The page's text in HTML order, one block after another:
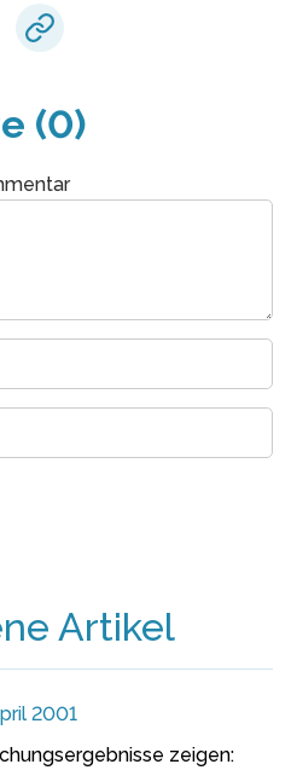
(0)
Artikel
2001
zeigen: